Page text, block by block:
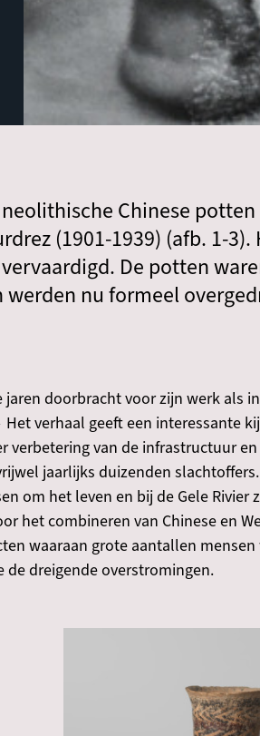
Chinese
(1901-1939) (afb. 1-
De potten
nu formeel
doorbracht voor zijn werk als
Het verhaal geeft een interessante
verbetering van de infrastructuur
jaarlijks duizenden
om het leven en bij de Gele
het combineren van Chinese en
waaraan grote aantallen mensen
dreigende overstromingen.